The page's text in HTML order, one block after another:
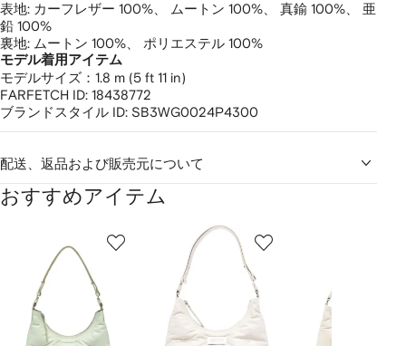
表地: カーフレザー 100%、 ムートン 100%、 真鍮 100%、 亜
鉛 100%
裏地: ムートン 100%、 ポリエステル 100%
モデル着用アイテム
モデルサイズ：1.8 m (5 ft 11 in)
FARFETCH ID: 18438772
ブランドスタイル ID: SB3WG0024P4300
配送、返品および販売元について
おすすめアイテム